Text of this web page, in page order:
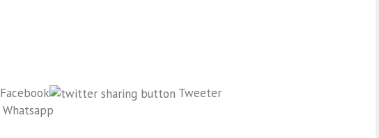
Facebook
Tweeter
Whatsapp